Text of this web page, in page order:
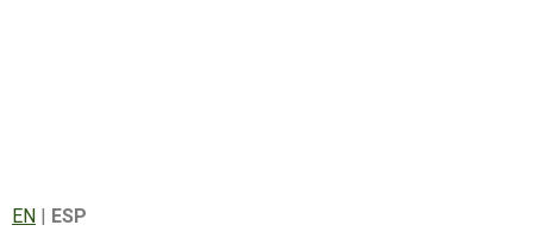
EN | ESP